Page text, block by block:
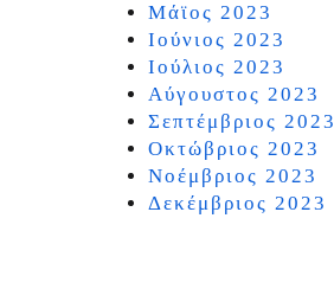
Μάϊος 2023
Ιούνιος 2023
Ιούλιος 2023
Αύγουστος 2023
Σεπτέμβριος 2023
Οκτώβριος 2023
Νοέμβριος 2023
Δεκέμβριος 2023